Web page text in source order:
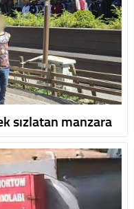
sızlatan manzara